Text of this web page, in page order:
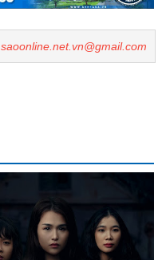
saoonline.net.vn@gmail.com